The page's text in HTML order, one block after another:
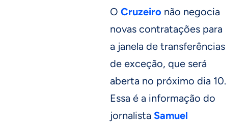
O Cruzeiro não negocia
novas contratações para
a janela de transferências
de exceção, que será
aberta no próximo dia 10.
Essa é a informação do
jornalista Samuel